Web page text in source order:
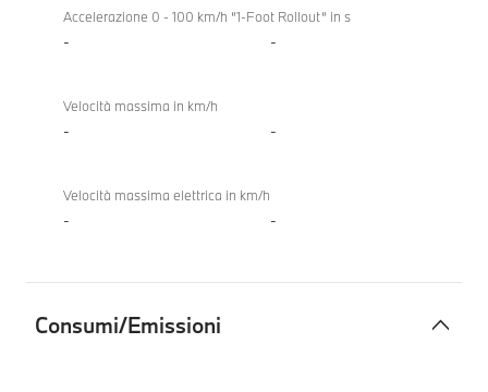
Accelerazione 0 - 100 km/h “1-Foot Rollout“ in s
- -
Velocità massima in km/h
- -
Velocità massima elettrica in km/h
- -
Consumi/Emissioni